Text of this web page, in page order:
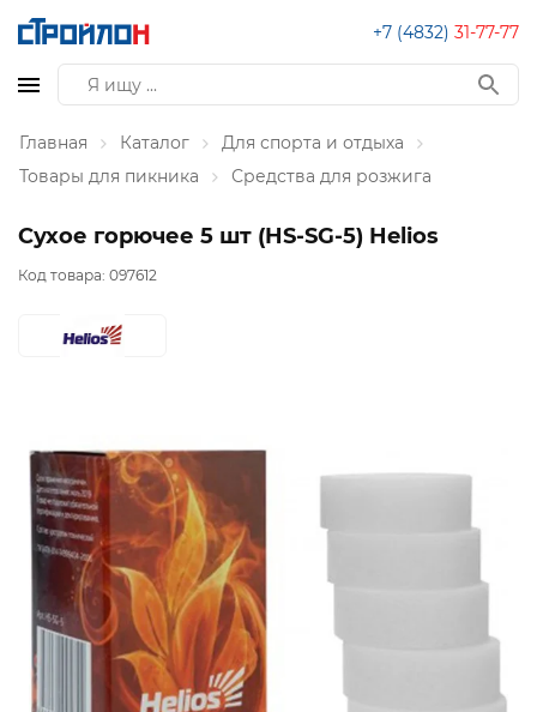
+7 (4832) 31-77-77
Главная Каталог
Для спорта и отдыха
Товары для пикника
Средства для розжига
Сухое горючее 5 шт (HS-SG-5) Helios
Код товара: 097612